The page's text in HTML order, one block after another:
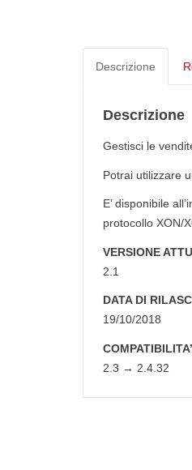
Descrizione
Descrizione
Gestisci le
Potrai utilizzare
E’ disponibile
protocollo XON/
VERSIONE
2.1
DATA DI
19/10/2018
2.3 → 2.4.32